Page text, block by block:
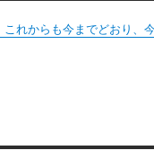
れからも今までどおり、